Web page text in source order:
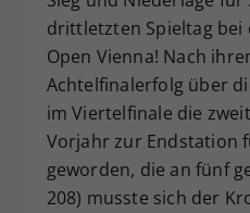
drittletzten Spieltag bei
Open Vienna! Nach
Achtelfinalerfolg über
im Viertelfinale die
Vorjahr zur Endstation
geworden, die an fünf
208) musste sich der
Zweck
Dieser Wert
zufällig
historische
Webseiten-
hat.